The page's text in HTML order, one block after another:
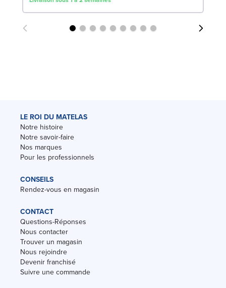
LE ROI DU MATELAS
Notre histoire
Notre savoir-faire
Nos marques
Pour les professionnels
CONSEILS
Rendez-vous en magasin
CONTACT
Questions-Réponses
Nous contacter
Trouver un magasin
Nous rejoindre
Devenir franchisé
Suivre une commande